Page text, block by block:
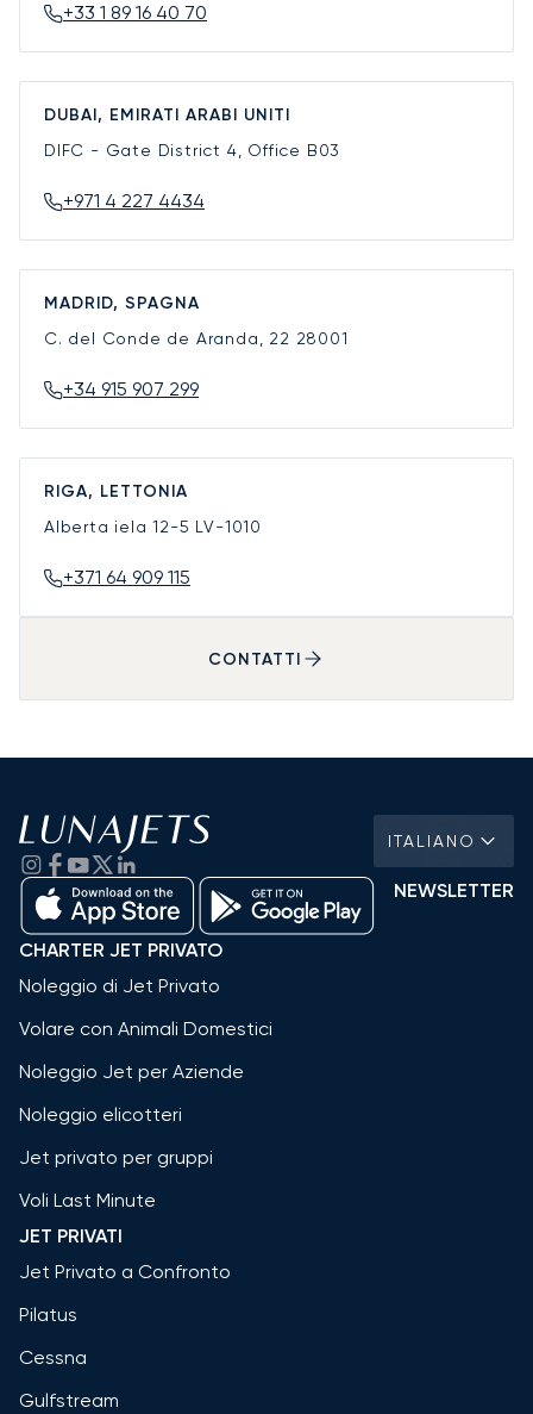
+33 1 89 16 40 70
DUBAI, EMIRATI ARABI UNITI
DIFC - Gate District 4, Office B03
+971 4 227 4434
MADRID, SPAGNA
C. del Conde de Aranda, 22 28001
+34 915 907 299
RIGA, LETTONIA
Alberta iela 12-5 LV-1010
+371 64 909 115
CONTATTI
ITALIANO
NEWSLETTER
CHARTER JET PRIVATO
Noleggio di Jet Privato
Volare con Animali Domestici
Noleggio Jet per Aziende
Noleggio elicotteri
Jet privato per gruppi
Voli Last Minute
JET PRIVATI
Jet Privato a Confronto
Pilatus
Cessna
Gulfstream